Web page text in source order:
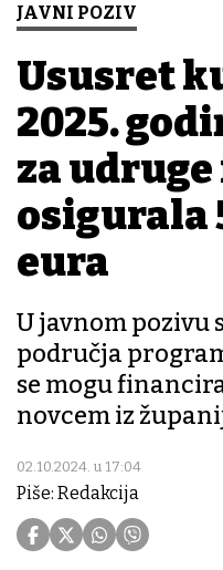
JAVNI POZIV
Ususret
2025.
za
osigurala
eura
U javnom pozivu
područja
se mogu
novcem iz
02.10.2024. u 17:04
Piše: Redakcija